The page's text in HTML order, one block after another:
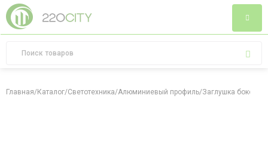
Главная/Каталог/Светотехника/Алюминиевый профиль/Заглушка